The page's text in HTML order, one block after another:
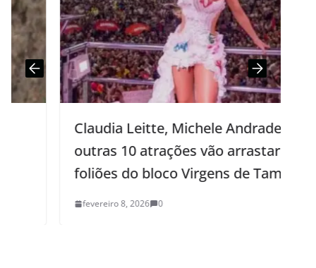
Claudia Leitte, Michele Andrade e
outras 10 atrações vão arrastar os
foliões do bloco Virgens de Tambaú
fevereiro 8, 2026 0